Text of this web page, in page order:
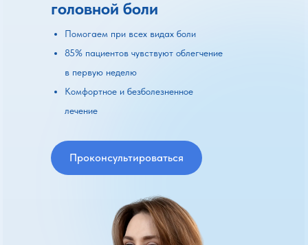
головной боли
Проконсультироваться
Помогаем при всех видах боли
85% пациентов чувствуют облегчение
в первую неделю
Комфортное и безболезненное
лечение